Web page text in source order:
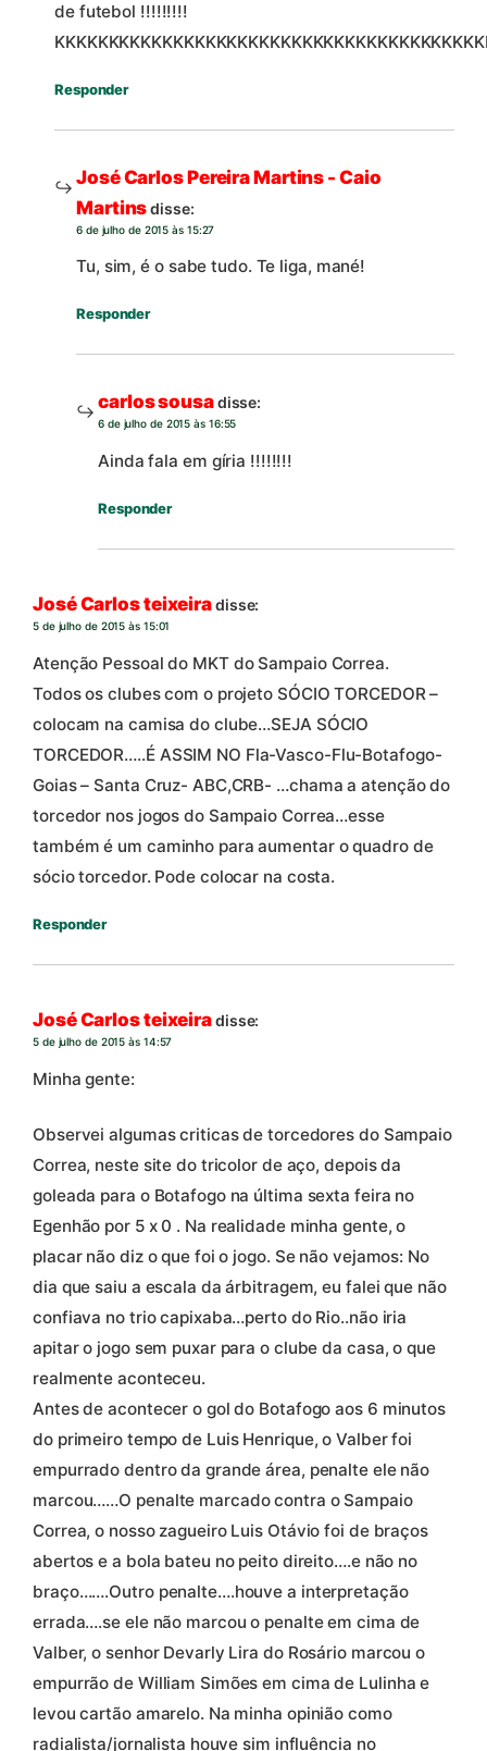
de futebol !!!!!!!!!
Responder
José Carlos Pereira Martins - Caio
Martinsdisse:
6 de julho de 2015 às 15:27
Tu, sim, é o sabe tudo. Te liga, mané!
Responder
carlos sousadisse:
6 de julho de 2015 às 16:55
Ainda fala em gíria !!!!!!!!
Responder
José Carlos teixeiradisse:
5 de julho de 2015 às 15:01
Atenção Pessoal do MKT do Sampaio Correa.
Todos os clubes com o projeto SÓCIO TORCEDOR –
colocam na camisa do clube…SEJA SÓCIO
TORCEDOR…..É ASSIM NO Fla-Vasco-Flu-Botafogo-
Goias – Santa Cruz- ABC,CRB- …chama a atenção do
torcedor nos jogos do Sampaio Correa…esse
também é um caminho para aumentar o quadro de
sócio torcedor. Pode colocar na costa.
Responder
José Carlos teixeiradisse:
5 de julho de 2015 às 14:57
Minha gente:
Observei algumas criticas de torcedores do Sampaio
Correa, neste site do tricolor de aço, depois da
goleada para o Botafogo na última sexta feira no
Egenhão por 5 x 0 . Na realidade minha gente, o
placar não diz o que foi o jogo. Se não vejamos: No
dia que saiu a escala da árbitragem, eu falei que não
confiava no trio capixaba…perto do Rio..não iria
apitar o jogo sem puxar para o clube da casa, o que
realmente aconteceu.
Antes de acontecer o gol do Botafogo aos 6 minutos
do primeiro tempo de Luis Henrique, o Valber foi
empurrado dentro da grande área, penalte ele não
marcou……O penalte marcado contra o Sampaio
Correa, o nosso zagueiro Luis Otávio foi de braços
abertos e a bola bateu no peito direito….e não no
braço…….Outro penalte….houve a interpretação
errada….se ele não marcou o penalte em cima de
Valber, o senhor Devarly Lira do Rosário marcou o
empurrão de William Simões em cima de Lulinha e
levou cartão amarelo. Na minha opinião como
radialista/jornalista houve sim influência no